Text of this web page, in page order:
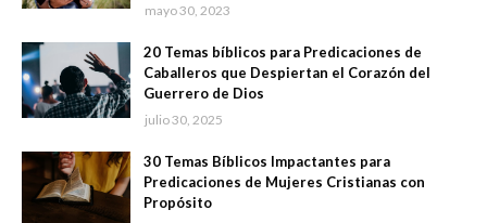
mayo 30, 2023
20 Temas bíblicos para Predicaciones de
Caballeros que Despiertan el Corazón del
Guerrero de Dios
julio 30, 2025
30 Temas Bíblicos Impactantes para
Predicaciones de Mujeres Cristianas con
Propósito